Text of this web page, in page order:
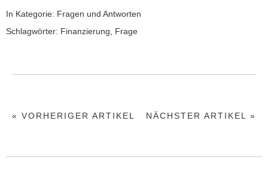
In Kategorie: Fragen und Antworten
Schlagwörter: Finanzierung Frage
NÄCHSTER ARTIKEL »
« VORHERIGER ARTIKEL